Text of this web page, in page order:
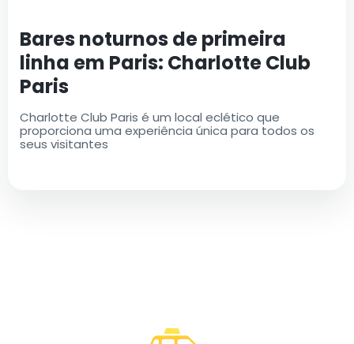
Bares noturnos de primeira
linha em Paris: Charlotte Club
Paris
Charlotte Club Paris é um local eclético que
proporciona uma experiência única para todos os
seus visitantes